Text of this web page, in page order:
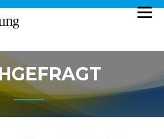
Ein Projekt der Aachener Zeitung